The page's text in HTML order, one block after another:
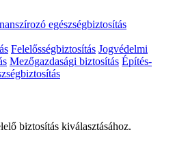
egészségbiztosítás
Felelősségbiztosítás Jogvédelmi
Mezőgazdasági biztosítás Építés-
biztosítás kiválasztásához.